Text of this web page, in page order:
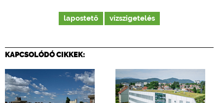
lapostető vízszigetelés
KAPCSOLÓDÓ CIKKEK: